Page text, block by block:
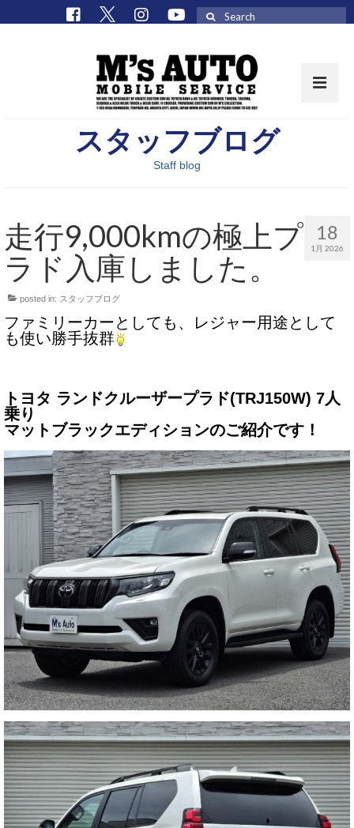
取扱車種一覧
M’sCollectionパーツ一覧
エムズオート
M’sCollection
エムズオートとは
買取のご案内
店舗情報
店舗情報
会社概要
トップメッセージ
スタッフ紹介
ブログ
イベント
ニュース
スタッフブログ
お客様の声
お問い合わせ
メールフォーム
電話はこちら
スタッフブログ
Staff blog
18
1月 2026
走行9,000kmの極上プ
ラド入庫しました。
posted in: スタッフブログ
ファミリーカーとしても、レジャー用途として
も使い勝手抜群
トヨタ ランドクルーザープラド(TRJ150W) 7人
乗り
マットブラックエディションのご紹介です！